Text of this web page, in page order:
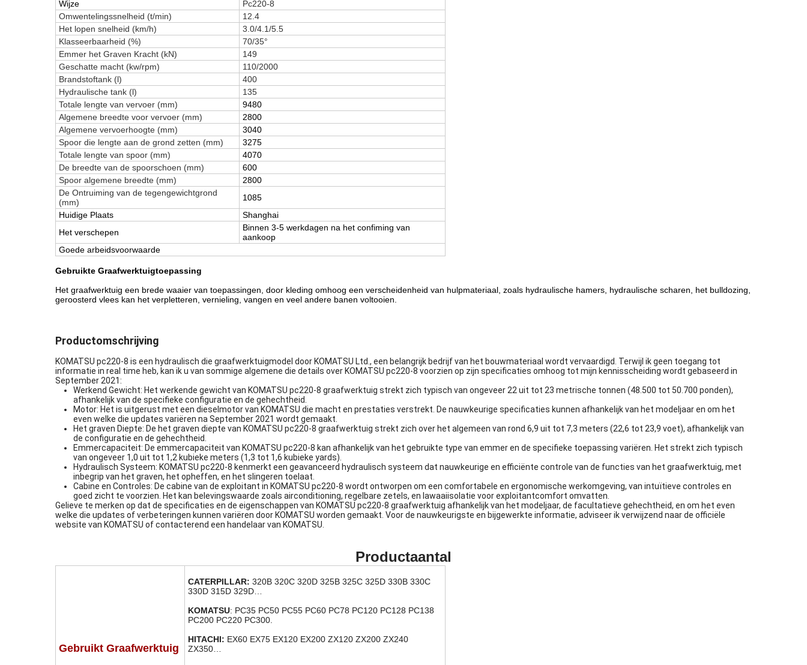
Wijze
Pc220-8
Omwentelingssnelheid (t/min)
12.4
Het lopen snelheid (km/h)
3.0/4.1/5.5
Klasseerbaarheid (%)
70/35°
Emmer het Graven Kracht (kN)
149
Geschatte macht (kw/rpm)
110/2000
Brandstoftank (l)
400
Hydraulische tank (l)
135
Totale lengte van vervoer (mm)
9480
Algemene breedte voor vervoer (mm)
2800
Algemene vervoerhoogte (mm)
3040
Spoor die lengte aan de grond zetten (mm)
3275
Totale lengte van spoor (mm)
4070
De breedte van de spoorschoen (mm)
600
Spoor algemene breedte (mm)
2800
De Ontruiming van de tegengewichtgrond
(mm)
1085
Huidige Plaats
Shanghai
Het verschepen
Binnen 3-5 werkdagen na het confiming van
aankoop
Goede arbeidsvoorwaarde
Gebruikte Graafwerktuigtoepassing
Het graafwerktuig een brede waaier van toepassingen, door kleding omhoog een verscheidenheid van hulpmateriaal, zoals hydraulische hamers, hydraulische scharen, het bulldozing,
geroosterd vlees kan het verpletteren, vernieling, vangen en veel andere banen voltooien.
Productomschrijving
KOMATSU pc220-8 is een hydraulisch die graafwerktuigmodel door KOMATSU Ltd., een belangrijk bedrijf van het bouwmateriaal wordt vervaardigd. Terwijl ik geen toegang tot
informatie in real time heb, kan ik u van sommige algemene die details over KOMATSU pc220-8 voorzien op zijn specificaties omhoog tot mijn kennisscheiding wordt gebaseerd in
September 2021:
Werkend Gewicht: Het werkende gewicht van KOMATSU pc220-8 graafwerktuig strekt zich typisch van ongeveer 22 uit tot 23 metrische tonnen (48.500 tot 50.700 ponden),
afhankelijk van de specifieke configuratie en de gehechtheid.
Motor: Het is uitgerust met een dieselmotor van KOMATSU die macht en prestaties verstrekt. De nauwkeurige specificaties kunnen afhankelijk van het modeljaar en om het
even welke die updates variëren na September 2021 wordt gemaakt.
Het graven Diepte: De het graven diepte van KOMATSU pc220-8 graafwerktuig strekt zich over het algemeen van rond 6,9 uit tot 7,3 meters (22,6 tot 23,9 voet), afhankelijk van
de configuratie en de gehechtheid.
Emmercapaciteit: De emmercapaciteit van KOMATSU pc220-8 kan afhankelijk van het gebruikte type van emmer en de specifieke toepassing variëren. Het strekt zich typisch
van ongeveer 1,0 uit tot 1,2 kubieke meters (1,3 tot 1,6 kubieke yards).
Hydraulisch Systeem: KOMATSU pc220-8 kenmerkt een geavanceerd hydraulisch systeem dat nauwkeurige en efficiënte controle van de functies van het graafwerktuig, met
inbegrip van het graven, het opheffen, en het slingeren toelaat.
Cabine en Controles: De cabine van de exploitant in KOMATSU pc220-8 wordt ontworpen om een comfortabele en ergonomische werkomgeving, van intuïtieve controles en
goed zicht te voorzien. Het kan belevingswaarde zoals airconditioning, regelbare zetels, en lawaaiisolatie voor exploitantcomfort omvatten.
Gelieve te merken op dat de specificaties en de eigenschappen van KOMATSU pc220-8 graafwerktuig afhankelijk van het modeljaar, de facultatieve gehechtheid, en om het even
welke die updates of verbeteringen kunnen variëren door KOMATSU worden gemaakt. Voor de nauwkeurigste en bijgewerkte informatie, adviseer ik verwijzend naar de officiële
website van KOMATSU of contacterend een handelaar van KOMATSU.
Productaantal
Gebruikt Graafwerktuig
CATERPILLAR: 320B 320C 320D 325B 325C 325D 330B 330C
330D 315D 329D…
KOMATSU: PC35 PC50 PC55 PC60 PC78 PC120 PC128 PC138
PC200 PC220 PC300.
HITACHI: EX60 EX75 EX120 EX200 ZX120 ZX200 ZX240
ZX350…